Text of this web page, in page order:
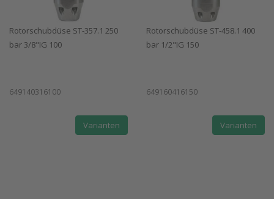
Rotorschubdüse ST-357.1 250
bar 3/8"IG 100
649140316100
Varianten
Rotorschubdüse ST-458.1 400
bar 1/2"IG 150
649160416150
Varianten